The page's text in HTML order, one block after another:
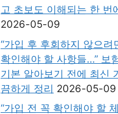
고 초보도 이해되는 한 번
2026-05-09
“가입 후 후회하지 않으려
확인해야 할 사항들…” 보
기본 알아보기 전에 최신
끔하게 정리 2026-05-09
“가입 전 꼭 확인해야 할